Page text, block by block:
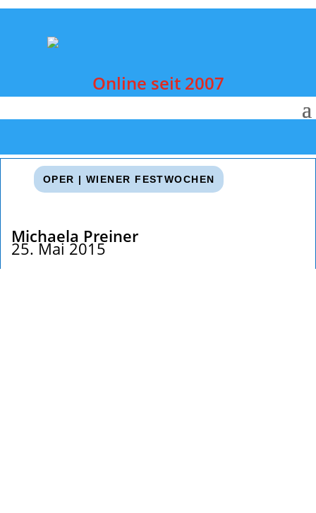
Online seit 2007
OPER |WIENER FESTWOCHEN
Michaela Preiner
25. Mai 2015